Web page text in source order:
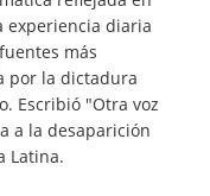
experiencia diaria
más
por la dictadura
Escribió "Otra voz
a la desaparición
Latina.